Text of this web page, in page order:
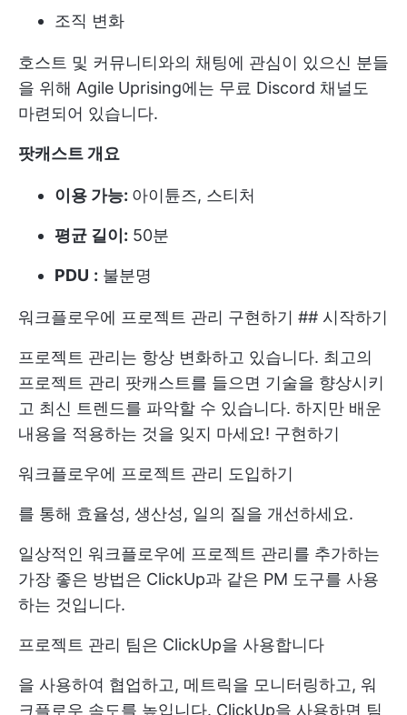
조직 변화
호스트 및 커뮤니티와의 채팅에 관심이 있으신 분들
을 위해 Agile Uprising에는 무료 Discord 채널도
마련되어 있습니다.
팟캐스트 개요
이용 가능: 아이튠즈, 스티처
평균 길이: 50분
PDU : 불분명
워크플로우에 프로젝트 관리 구현하기 ## 시작하기
프로젝트 관리는 항상 변화하고 있습니다. 최고의
프로젝트 관리 팟캐스트를 들으면 기술을 향상시키
고 최신 트렌드를 파악할 수 있습니다. 하지만 배운
내용을 적용하는 것을 잊지 마세요! 구현하기
워크플로우에 프로젝트 관리 도입하기
를 통해 효율성, 생산성, 일의 질을 개선하세요.
일상적인 워크플로우에 프로젝트 관리를 추가하는
가장 좋은 방법은 ClickUp과 같은 PM 도구를 사용
하는 것입니다.
프로젝트 관리 팀은 ClickUp을 사용합니다
을 사용하여 협업하고, 메트릭을 모니터링하고, 워
크플로우 속도를 높입니다. ClickUp을 사용하면 팀